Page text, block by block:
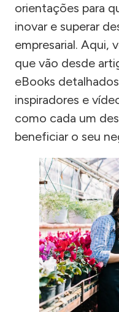
orientações para
inovar e superar
empresarial. Aqui,
que vão desde
eBooks
inspiradores e
como cada um
beneficiar o seu